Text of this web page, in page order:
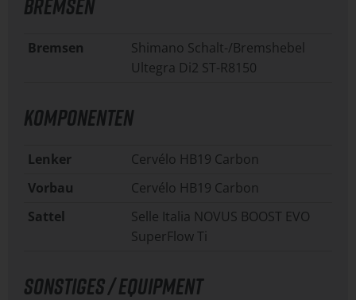
BREMSEN
Bremsen
Shimano Schalt-/Bremshebel
Ultegra Di2 ST-R8150
KOMPONENTEN
Lenker
Cervélo HB19 Carbon
Vorbau
Cervélo HB19 Carbon
Sattel
Selle Italia NOVUS BOOST EVO
SuperFlow Ti
SONSTIGES / EQUIPMENT